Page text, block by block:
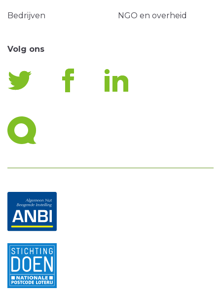
Bedrijven NGO en overheid
Volg ons